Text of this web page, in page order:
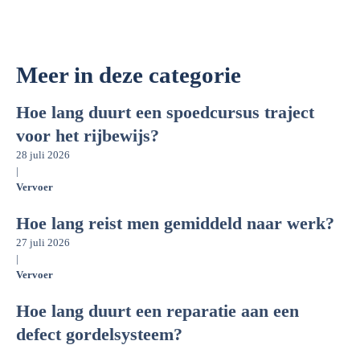
Meer in deze categorie
Hoe lang duurt een spoedcursus traject
voor het rijbewijs?
28 juli 2026
|
Vervoer
Hoe lang reist men gemiddeld naar werk?
27 juli 2026
|
Vervoer
Hoe lang duurt een reparatie aan een
defect gordelsysteem?